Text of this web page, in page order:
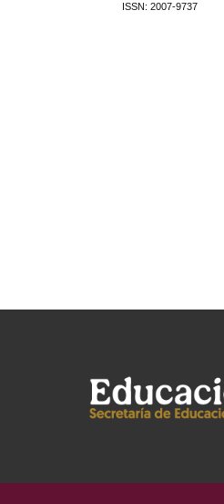
ISSN: 2007-9737